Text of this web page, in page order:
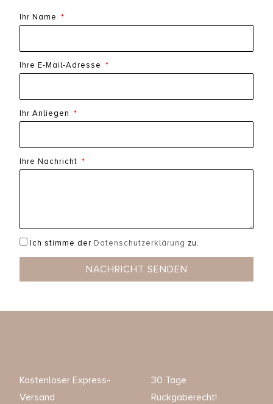
Ihr Name
Ihre E-Mail-Adresse
Ihr Anliegen
Ihre Nachricht
Ich stimme der Datenschutzerklärung zu.
NACHRICHT SENDEN
Kostenloser Express-
Versand
30 Tage
Rückgaberecht!